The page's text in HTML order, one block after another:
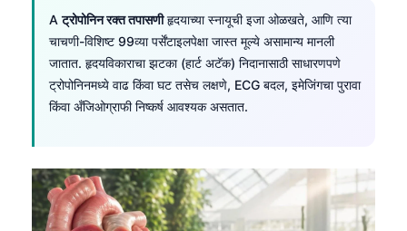
Aट्रोपोनिन रक्त तपासणीहृदयाच्या स्नायूची इजा ओळखते, आणि त्या
चाचणी-विशिष्ट 99व्या पर्सेंटाइलपेक्षा जास्त मूल्ये असामान्य मानली
जातात. हृदयविकाराचा झटका (हार्ट अटॅक) निदानासाठी साधारणपणे
ट्रोपोनिनमध्ये वाढ किंवा घट तसेच लक्षणे, ECG बदल, इमेजिंगचा पुरावा
किंवा अँजिओग्राफी निष्कर्ष आवश्यक असतात.